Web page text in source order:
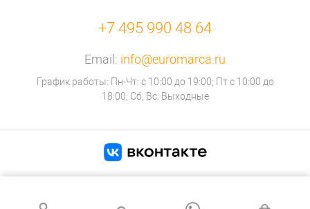
+7 495 990 48 64
Email: info@euromarca.ru
График работы: Пн-Чт: с 10:00 до 19:00; Пт с 10:00 до
18:00; Сб, Вс: Выходные